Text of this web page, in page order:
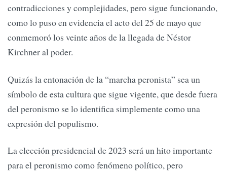
contradicciones y complejidades, pero sigue funcionando,
como lo puso en evidencia el acto del 25 de mayo que
conmemoró los veinte años de la llegada de Néstor
Kirchner al poder.
Quizás la entonación de la “marcha peronista” sea un
símbolo de esta cultura que sigue vigente, que desde fuera
del peronismo se lo identifica simplemente como una
expresión del populismo.
La elección presidencial de 2023 será un hito importante
para el peronismo como fenómeno político, pero